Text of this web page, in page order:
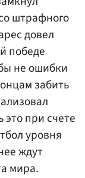
штрафного
довел
победе
не ошибки
забить
при счете
уровня
ждут
мира.